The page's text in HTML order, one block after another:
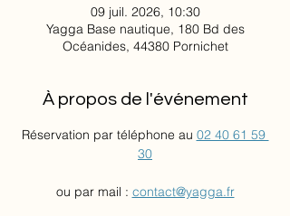
09 juil. 2026, 10:30
Yagga Base nautique, 180 Bd des
Océanides, 44380 Pornichet
À propos de l'événement
Réservation par téléphone au 02 40 61 59
30
ou par mail : contact@yagga.fr